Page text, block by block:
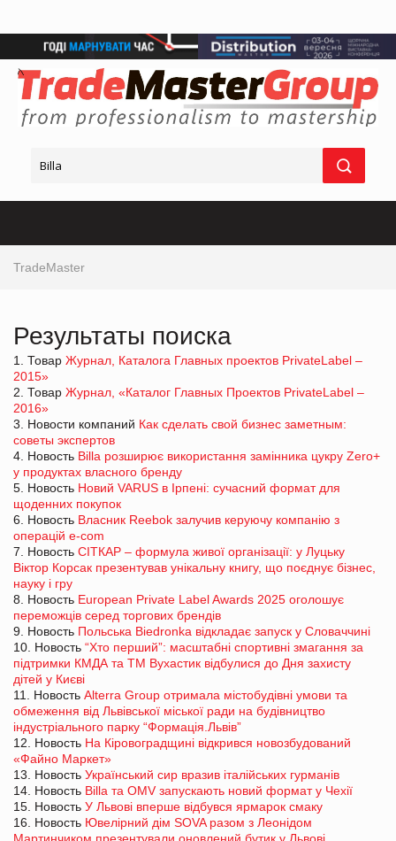
TradeMaster
Результаты поиска
1. Товар Журнал, Каталога Главных проектов PrivateLabel –
2015»
2. Товар Журнал, «Каталог Главных Проектов PrivateLabel –
2016»
3. Новости компаний Как сделать свой бизнес заметным:
советы экспертов
4. Новость Billa розширює використання замінника цукру Zero+
у продуктах власного бренду
5. Новость Новий VARUS в Ірпені: сучасний формат для
щоденних покупок
6. Новость Власник Reebok залучив керуючу компанію з
операцій e-com
7. Новость СІТКАР – формула живої організації: у Луцьку
Віктор Корсак презентував унікальну книгу, що поєднує бізнес,
науку і гру
8. Новость European Private Label Awards 2025 оголошує
переможців серед торгових брендів
9. Новость Польська Biedronka відкладає запуск у Словаччині
10. Новость “Хто перший”: масштабні спортивні змагання за
підтримки КМДА та ТМ Вухастик відбулися до Дня захисту
дітей у Києві
11. Новость Alterra Group отримала містобудівні умови та
обмеження від Львівської міської ради на будівництво
індустріального парку “Формація.Львів”
12. Новость На Кіровоградщині відкрився новозбудований
«Файно Маркет»
13. Новость Український сир вразив італійських гурманів
14. Новость Billa та OMV запускають новий формат у Чехії
15. Новость У Львові вперше відбувся ярмарок смаку
16. Новость Ювелірний дім SOVA разом з Леонідом
Мартинчиком презентували оновлений бутик у Львові